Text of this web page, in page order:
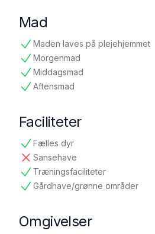
Mad
Maden laves på plejehjemmet
tilgængelig
Morgenmad
tilgængelig
Middagsmad
tilgængelig
Aftensmad
tilgængelig
Faciliteter
Fælles dyr
tilgængelig
Sansehave
ikke tilgængelig
Træningsfaciliteter
tilgængelig
Gårdhave/grønne områder
tilgængelig
Omgivelser